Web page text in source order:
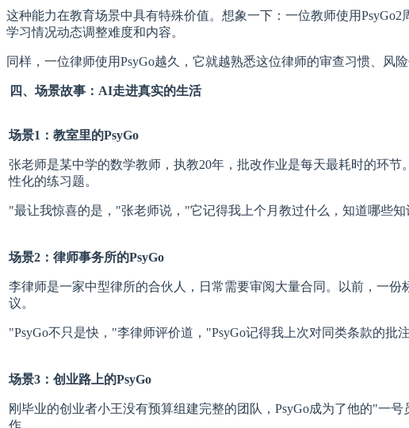
这种能力在教育场景中具有特殊价值。想象一下：一位教师使用
学习情况动态调整难度和内容。
同样，一位律师使用PsyGo越久，它就越熟悉这位律师的审查习惯、
四、场景故事：AI走进真实的生活
场景1： 教室里的PsyGo
张老师是某中学的数学教师，执教20年，批改作业是每天最耗时的环
性化的练习题。
"最让我惊喜的是，"张老师说，"它记得我上个月教过什么，知道哪些
场景2： 律师事务所的PsyGo
李律师是一家中型律所的合伙人，日常需要审阅大量合同。以前，一
议。
"PsyGo不只是快，"李律师评价道，"PsyGo记得我上次对同类条款的
场景3： 创业路上的PsyGo
刚毕业的创业者小王没有预算组建完整的团队，PsyGo成为了他的"一
作。